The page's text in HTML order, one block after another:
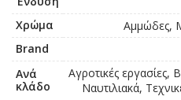
Χρώμα
Αμμώδες,
Brand
Ανά
κλάδο
Αγροτικές εργασίες,
Ναυτιλιακά,